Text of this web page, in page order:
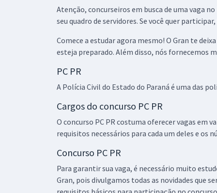
Atenção, concurseiros em busca de uma vaga
seu quadro de servidores. Se você quer
Comece a estudar agora mesmo! O Gran te
esteja preparado. Além disso, nós fornecemos
PC PR
A Polícia Civil do Estado do Paraná é uma das
Cargos do concurso PC PR
O concurso PC PR costuma oferecer vagas em
requisitos necessários para cada um deles e os
Concurso PC PR
Para garantir sua vaga, é necessário muito
Gran, pois divulgamos todas as novidades que